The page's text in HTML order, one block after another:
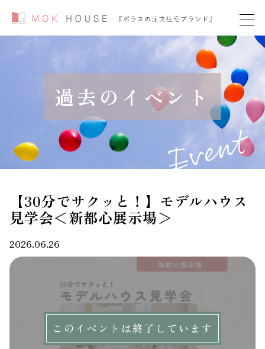
過去のイベント
【30分でサクッと！】モデルハウス
見学会＜新都心展示場＞
2026.06.26
このイベントは終了しています